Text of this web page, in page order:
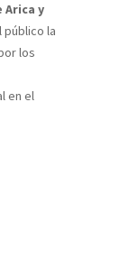
Arica y
público la
los
en el